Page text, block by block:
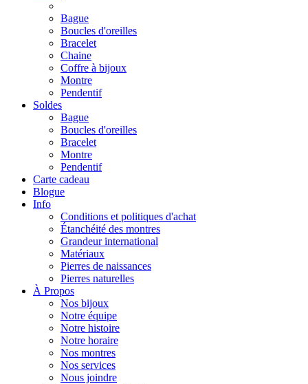
Bague
Boucles d'oreilles
Bracelet
Chaine
Coffre à bijoux
Montre
Pendentif
Soldes
Bague
Boucles d'oreilles
Bracelet
Montre
Pendentif
Carte cadeau
Blogue
Info
Conditions et politiques d'achat
Étanchéité des montres
Grandeur international
Matériaux
Pierres de naissances
Pierres naturelles
À Propos
Nos bijoux
Notre équipe
Notre histoire
Notre horaire
Nos montres
Nos services
Nous joindre